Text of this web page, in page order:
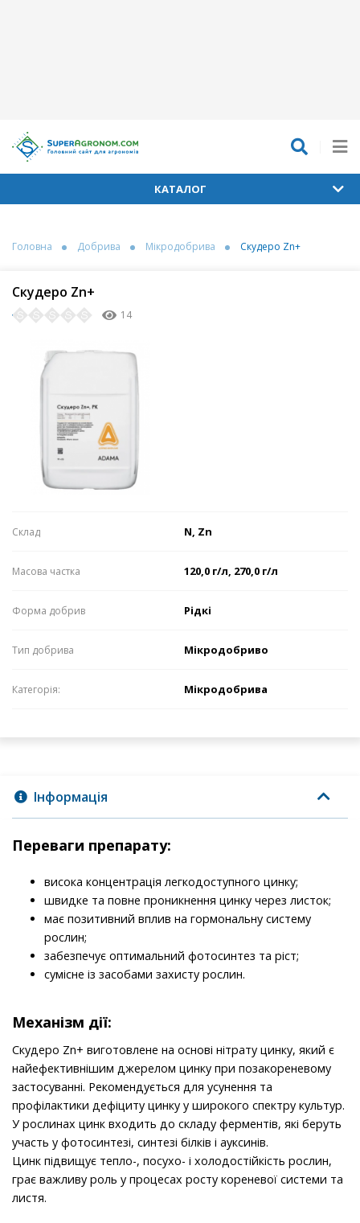
КАТАЛОГ
Головна Добрива Мікродобрива Скудеро Zn+
Скудеро Zn+
14
Склaд N, Zn
Мaсовa чaсткa 120,0 г/л, 270,0 г/л
Формa добрив Рідкі
Тип добрива Мікродобриво
Категорія: Мікродобрива
Інформація
Переваги препарату:
висока концентрація легкодоступного цинку;
швидке та повне проникнення цинку через листок;
має позитивний вплив на гормональну систему
рослин;
забезпечує оптимальний фотосинтез та ріст;
сумісне із засобами захисту рослин.
Механізм дії:
Скудеро Zn+ виготовлене на основі нітрату цинку, який є
найефективнішим джерелом цинку при позакореневому
застосуванні. Рекомендується для усунення та
профілактики дефіциту цинку у широкого спектру культур.
У рослинах цинк входить до складу ферментів, які беруть
участь у фотосинтезі, синтезі білків і ауксинів.
Цинк підвищує тепло-, посухо- і холодостійкість рослин,
грає важливу роль у процесах росту кореневої системи та
листя.